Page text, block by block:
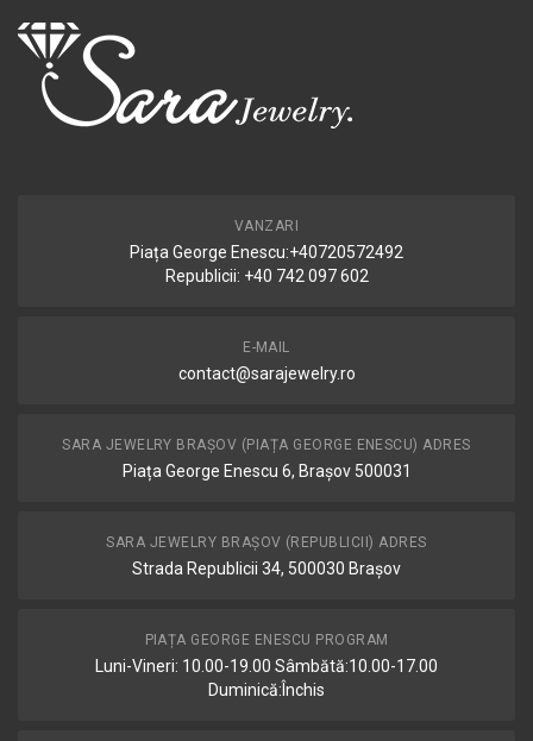
VANZARI
Piața George Enescu:+40720572492
Republicii: +40 742 097 602
E-MAIL
contact@sarajewelry.ro
SARA JEWELRY BRAȘOV (PIAȚA GEORGE ENESCU) ADRES
Piața George Enescu 6, Brașov 500031
SARA JEWELRY BRAȘOV (REPUBLICII) ADRES
Strada Republicii 34, 500030 Brașov
PIAȚA GEORGE ENESCU PROGRAM
Luni-Vineri: 10.00-19.00 Sâmbătă:10.00-17.00
Duminică:Închis